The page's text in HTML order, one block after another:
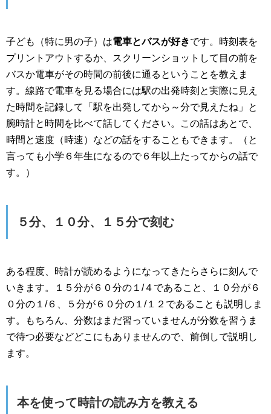
子ども（特に男の子）は電車とバスが好きです。時刻表を
プリントアウトするか、スクリーンショットして目の前を
バスか電車がその時間の前後に通るということを教えま
す。線路で電車を見る場合には駅の出発時刻と実際に見え
た時間を記録して「駅を出発してから～分で見えたね」と
腕時計と時間を比べて話してください。この話はあとで、
時間と速度（時速）などの話をすることもできます。（と
言っても小学６年生になるので６年以上たってからの話で
す。）
５分、１０分、１５分で刻む
ある程度、時計が読めるようになってきたらさらに刻んで
いきます。１５分が６０分の１/４であること、１０分が６
０分の１/６、５分が６０分の１/１２であることも説明しま
す。もちろん、分数はまだ習っていませんが分数を習うま
で待つ必要などどこにもありませんので、前倒しで説明し
ます。
本を使って時計の読み方を教える